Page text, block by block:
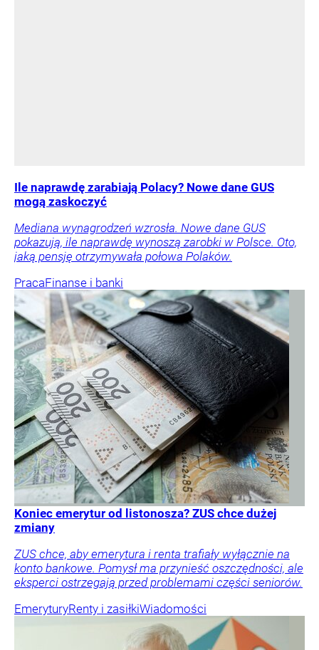
Ile naprawdę zarabiają Polacy? Nowe dane GUS
mogą zaskoczyć
Mediana wynagrodzeń wzrosła. Nowe dane GUS
pokazują, ile naprawdę wynoszą zarobki w Polsce. Oto,
jaką pensję otrzymywała połowa Polaków.
PracaFinanse i banki
Koniec emerytur od listonosza? ZUS chce dużej
zmiany
ZUS chce, aby emerytura i renta trafiały wyłącznie na
konto bankowe. Pomysł ma przynieść oszczędności, ale
eksperci ostrzegają przed problemami części seniorów.
EmeryturyRenty i zasiłkiWiadomości